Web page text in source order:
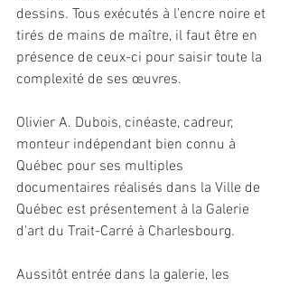
dessins. Tous exécutés à l’encre noire et
tirés de mains de maître, il faut être en
présence de ceux-ci pour saisir toute la
complexité de ses œuvres.
Olivier A. Dubois, cinéaste, cadreur,
monteur indépendant bien connu à
Québec pour ses multiples
documentaires réalisés dans la Ville de
Québec est présentement à la Galerie
d'art du Trait-Carré à Charlesbourg.
Aussitôt entrée dans la galerie, les